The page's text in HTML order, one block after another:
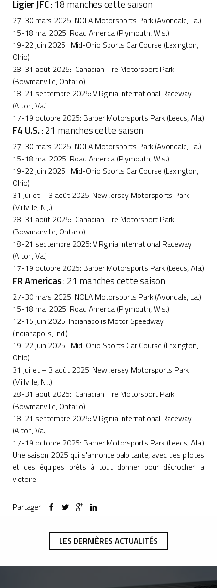
Ligier JFC: 18 manches cette saison
27-30 mars 2025: NOLA Motorsports Park (Avondale, La.)
15-18 mai 2025: Road America (Plymouth, Wis.)
19-22 juin 2025: Mid-Ohio Sports Car Course (Lexington,
Ohio)
28-31 août 2025: Canadian Tire Motorsport Park
(Bowmanville, Ontario)
18-21 septembre 2025: VIRginia International Raceway
(Alton, Va.)
17-19 octobre 2025: Barber Motorsports Park (Leeds, Ala.)
F4 U.S.: 21 manches cette saison
27-30 mars 2025: NOLA Motorsports Park (Avondale, La.)
15-18 mai 2025: Road America (Plymouth, Wis.)
19-22 juin 2025: Mid-Ohio Sports Car Course (Lexington,
Ohio)
31 juillet – 3 août 2025: New Jersey Motorsports Park
(Millville, N.J.)
28-31 août 2025: Canadian Tire Motorsport Park
(Bowmanville, Ontario)
18-21 septembre 2025: VIRginia International Raceway
(Alton, Va.)
17-19 octobre 2025: Barber Motorsports Park (Leeds, Ala.)
FR Americas: 21 manches cette saison
27-30 mars 2025: NOLA Motorsports Park (Avondale, La.)
15-18 mai 2025: Road America (Plymouth, Wis.)
12-15 juin 2025: Indianapolis Motor Speedway
(Indianapolis, Ind.)
19-22 juin 2025: Mid-Ohio Sports Car Course (Lexington,
Ohio)
31 juillet – 3 août 2025: New Jersey Motorsports Park
(Millville, N.J.)
28-31 août 2025: Canadian Tire Motorsport Park
(Bowmanville, Ontario)
18-21 septembre 2025: VIRginia International Raceway
(Alton, Va.)
17-19 octobre 2025: Barber Motorsports Park (Leeds, Ala.)
Une saison 2025 qui s'annonce palpitante, avec des pilotes
et des équipes prêts à tout donner pour décrocher la
victoire !
Partager
LES DERNIÈRES ACTUALITÉS